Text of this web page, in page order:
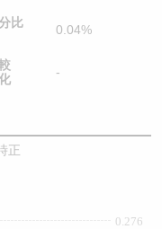
比
0.04%
-
正
0.276